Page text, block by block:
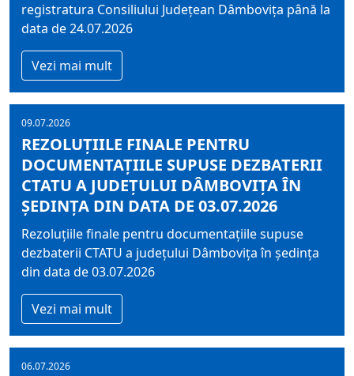
registratura Consiliului Județean Dâmbovița până la
data de 24.07.2026
Vezi mai mult
09.07.2026
REZOLUȚIILE FINALE PENTRU
DOCUMENTAȚIILE SUPUSE DEZBATERII
CTATU A JUDEȚULUI DÂMBOVIȚA ÎN
ȘEDINȚA DIN DATA DE 03.07.2026
Rezoluțiile finale pentru documentațiile supuse
dezbaterii CTATU a județului Dâmbovița în ședința
din data de 03.07.2026
Vezi mai mult
06.07.2026